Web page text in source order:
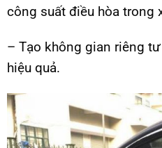
công suất điều hòa trong
– Tạo không gian riêng
hiệu quả.